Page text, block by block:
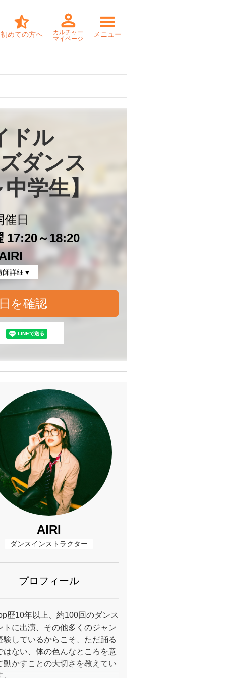
初めての方へ
カルチャー
マイページ
メニュー
ドル
ダンス
中学生】
催日
17:20～18:20
師詳細▼
を確認
AIRI
ダンスインストラクター
プロフィール
歴10年以上、約100回のダンス
トに出演、その他多くのジャン
験しているからこそ、ただ踊る
はない、体の色んなところを意
動かすことの大切さを教えてい